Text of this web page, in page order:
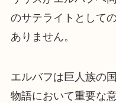
のサテライトとして
ありません。
エルバフは巨人族の
物語において重要な